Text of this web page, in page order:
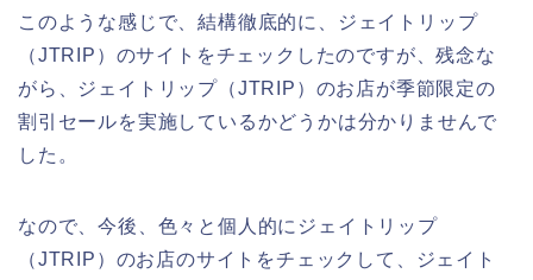
このような感じで、結構徹底的に、ジェイトリップ
（JTRIP）のサイトをチェックしたのですが、残念な
がら、ジェイトリップ（JTRIP）のお店が季節限定の
割引セールを実施しているかどうかは分かりませんで
した。
なので、今後、色々と個人的にジェイトリップ
（JTRIP）のお店のサイトをチェックして、ジェイト